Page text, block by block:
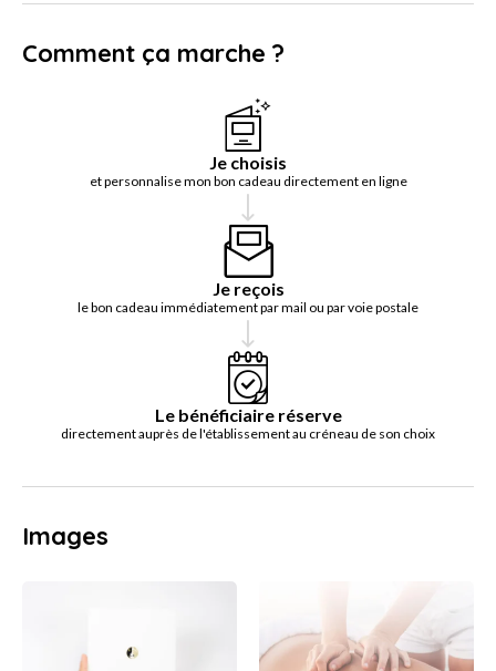
Comment ça marche ?
Je choisis
et personnalise mon bon cadeau directement en ligne
Je reçois
le bon cadeau immédiatement par mail ou par voie postale
Le bénéficiaire réserve
directement auprès de l'établissement au créneau de son choix
Images